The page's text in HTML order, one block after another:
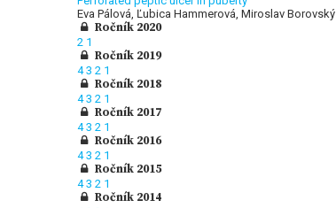
Eva Pálová, Ľubica Hammerová, Miroslav Borovský
Ročník 2020
2 1
Ročník 2019
43 2 1
Ročník 2018
43 2 1
Ročník 2017
43 2 1
Ročník 2016
43 2 1
Ročník 2015
43 2 1
Ročník 2014